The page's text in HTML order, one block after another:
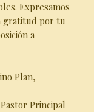
Expresamos
gratitud por tu
a
Plan,
Principal